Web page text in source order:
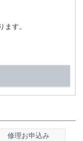
ます。
修理お申込み